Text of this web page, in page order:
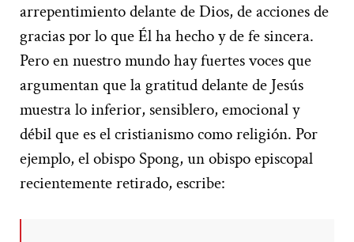
arrepentimiento delante de Dios, de acciones de
gracias por lo que Él ha hecho y de fe sincera.
Pero en nuestro mundo hay fuertes voces que
argumentan que la gratitud delante de Jesús
muestra lo inferior, sensiblero, emocional y
débil que es el cristianismo como religión. Por
ejemplo, el obispo Spong, un obispo episcopal
recientemente retirado, escribe: